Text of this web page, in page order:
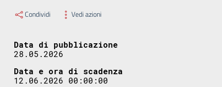
Condividi Vedi azioni
Data di pubblicazione
28.05.2026
Data e ora di scadenza
12.06.2026 00:00:00